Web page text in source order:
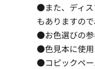
●また、ディス
もありますので
●お色選びの参
●色見本に使
●コピックペ